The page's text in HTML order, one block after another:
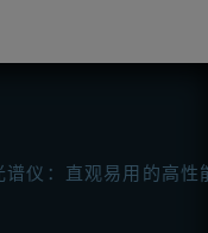
仪：直观易用的高性